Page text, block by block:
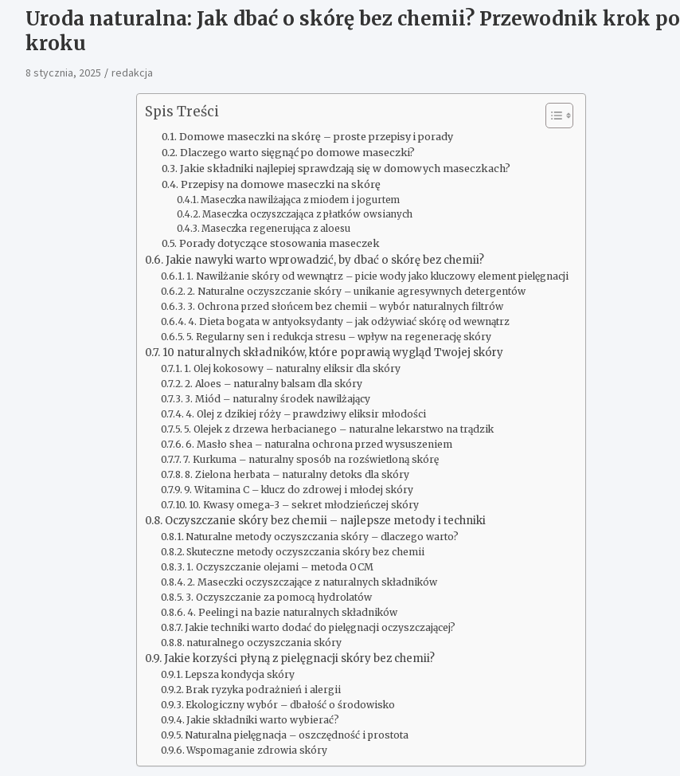
Uroda naturalna: Jak dbać o skórę bez chemii? Przewodnik krok po
kroku
8 stycznia, 2025 redakcja
Spis Treści
Domowe maseczki na skórę – proste przepisy i porady
Dlaczego warto sięgnąć po domowe maseczki?
Jakie składniki najlepiej sprawdzają się w domowych maseczkach?
Przepisy na domowe maseczki na skórę
Maseczka nawilżająca z miodem i jogurtem
Maseczka oczyszczająca z płatków owsianych
Maseczka regenerująca z aloesu
Porady dotyczące stosowania maseczek
Jakie nawyki warto wprowadzić, by dbać o skórę bez chemii?
1. Nawilżanie skóry od wewnątrz – picie wody jako kluczowy element pielęgnacji
2. Naturalne oczyszczanie skóry – unikanie agresywnych detergentów
3. Ochrona przed słońcem bez chemii – wybór naturalnych filtrów
4. Dieta bogata w antyoksydanty – jak odżywiać skórę od wewnątrz
5. Regularny sen i redukcja stresu – wpływ na regenerację skóry
10 naturalnych składników, które poprawią wygląd Twojej skóry
1. Olej kokosowy – naturalny eliksir dla skóry
2. Aloes – naturalny balsam dla skóry
3. Miód – naturalny środek nawilżający
4. Olej z dzikiej róży – prawdziwy eliksir młodości
5. Olejek z drzewa herbacianego – naturalne lekarstwo na trądzik
6. Masło shea – naturalna ochrona przed wysuszeniem
7. Kurkuma – naturalny sposób na rozświetloną skórę
8. Zielona herbata – naturalny detoks dla skóry
9. Witamina C – klucz do zdrowej i młodej skóry
10. Kwasy omega-3 – sekret młodzieńczej skóry
Oczyszczanie skóry bez chemii – najlepsze metody i techniki
Naturalne metody oczyszczania skóry – dlaczego warto?
Skuteczne metody oczyszczania skóry bez chemii
1. Oczyszczanie olejami – metoda OCM
2. Maseczki oczyszczające z naturalnych składników
3. Oczyszczanie za pomocą hydrolatów
4. Peelingi na bazie naturalnych składników
Jakie techniki warto dodać do pielęgnacji oczyszczającej?
naturalnego oczyszczania skóry
Jakie korzyści płyną z pielęgnacji skóry bez chemii?
Lepsza kondycja skóry
Brak ryzyka podrażnień i alergii
Ekologiczny wybór – dbałość o środowisko
Jakie składniki warto wybierać?
Naturalna pielęgnacja – oszczędność i prostota
Wspomaganie zdrowia skóry